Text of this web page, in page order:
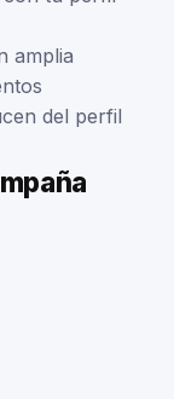
amplia
del perfil